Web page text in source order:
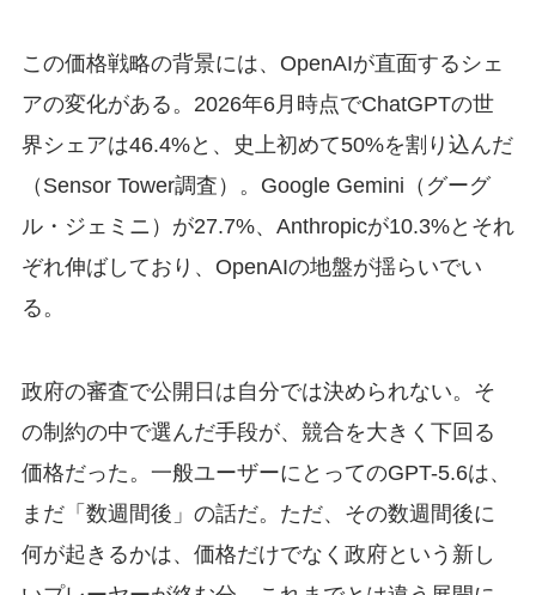
この価格戦略の背景には、OpenAIが直面するシェ
アの変化がある。2026年6月時点でChatGPTの世
界シェアは46.4%と、史上初めて50%を割り込んだ
（Sensor Tower調査）。Google Gemini（グーグ
ル・ジェミニ）が27.7%、Anthropicが10.3%とそれ
ぞれ伸ばしており、OpenAIの地盤が揺らいでい
る。
政府の審査で公開日は自分では決められない。そ
の制約の中で選んだ手段が、競合を大きく下回る
価格だった。一般ユーザーにとってのGPT-5.6は、
まだ「数週間後」の話だ。ただ、その数週間後に
何が起きるかは、価格だけでなく政府という新し